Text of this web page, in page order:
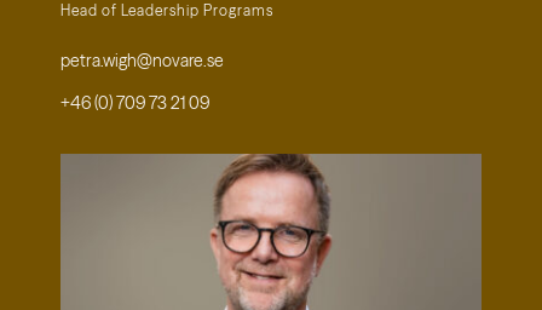
Head of Leadership Programs
petra.wigh@novare.se
+46 (0) 709 73 21 09